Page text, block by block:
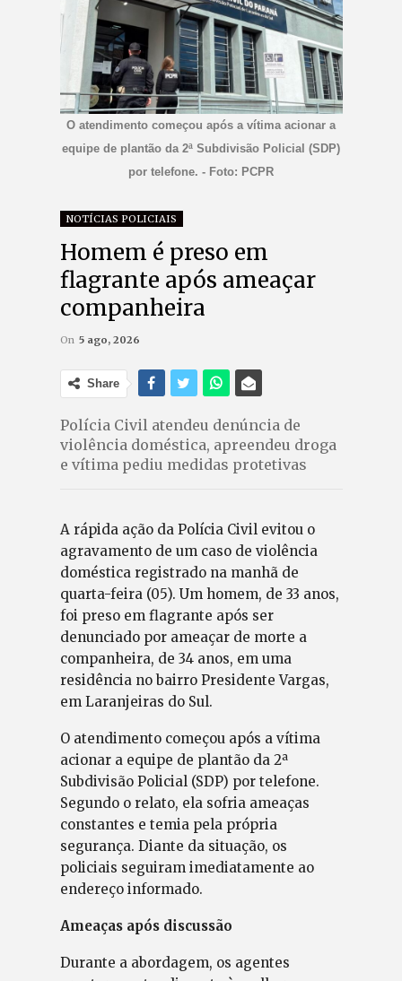
O atendimento começou após a vítima acionar a
equipe de plantão da 2ª Subdivisão Policial (SDP)
por telefone. - Foto: PCPR
NOTÍCIAS POLICIAIS
Homem é preso em
flagrante após ameaçar
companheira
On 5 ago, 2026
Share
Polícia Civil atendeu denúncia de
violência doméstica, apreendeu droga
e vítima pediu medidas protetivas
A rápida ação da Polícia Civil evitou o
agravamento de um caso de violência
doméstica registrado na manhã de
quarta-feira (05). Um homem, de 33 anos,
foi preso em flagrante após ser
denunciado por ameaçar de morte a
companheira, de 34 anos, em uma
residência no bairro Presidente Vargas,
em Laranjeiras do Sul.
O atendimento começou após a vítima
acionar a equipe de plantão da 2ª
Subdivisão Policial (SDP) por telefone.
Segundo o relato, ela sofria ameaças
constantes e temia pela própria
segurança. Diante da situação, os
policiais seguiram imediatamente ao
endereço informado.
Ameaças após discussão
Durante a abordagem, os agentes